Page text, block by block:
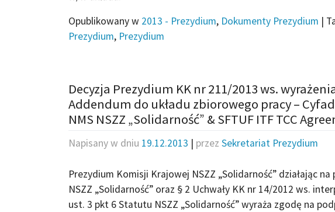
Opublikowany w 2013 - Prezydium, Dokumenty Prezydium |
Prezydium, Prezydium
Decyzja Prezydium KK nr 211/2013 ws.
Addendum do układu zbiorowego pracy –
NMS NSZZ „Solidarność” & SFTUF ITF TCC
Napisany w dniu 19.12.2013 | przez Sekretariat Prezydium
Prezydium Komisji Krajowej NSZZ „Solidarność” działając
NSZZ „Solidarność” oraz § 2 Uchwały KK nr 14/2012 ws.
ust. 3 pkt 6 Statutu NSZZ „Solidarność” wyraża zgodę na